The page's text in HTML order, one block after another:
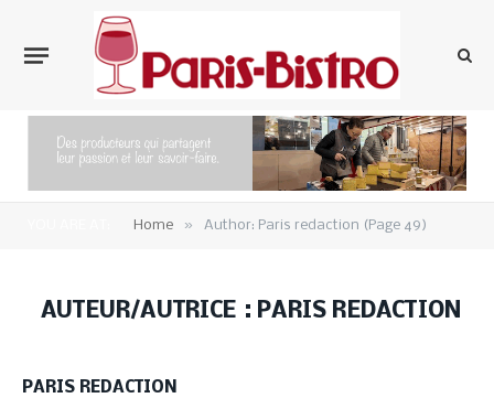
Home » Author: Paris redaction (Page 49)
AUTEUR/AUTRICE : PARIS REDACTION
PARIS REDACTION